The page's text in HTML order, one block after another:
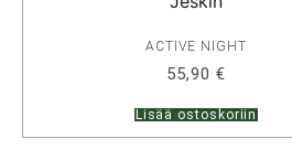
ACTIVE NIGHT
55,90 €
Lisää ostoskoriin